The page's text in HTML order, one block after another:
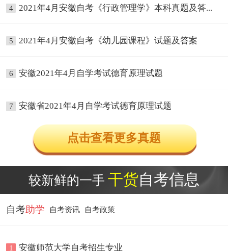
4 2021年4月安徽自考《行政管理学》本科真题及答...
5 2021年4月安徽自考《幼儿园课程》试题及答案
6 安徽2021年4月自学考试德育原理试题
7 安徽省2021年4月自学考试德育原理试题
点击查看更多真题
较新鲜的一手 干货自考信息
自考助学 自考资讯 自考政策
1 安徽师范大学自考招生专业